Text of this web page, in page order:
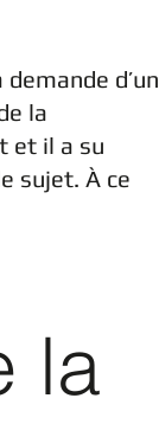
d’un
la
et il a su
sujet. À ce
la